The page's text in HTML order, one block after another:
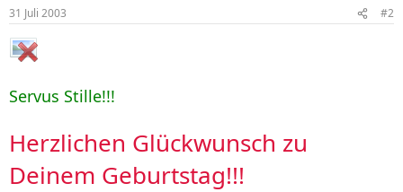
31 Juli 2003 #2
Servus Stille!!!
Herzlichen Glückwunsch zu
Deinem Geburtstag!!!